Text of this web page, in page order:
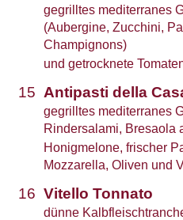
gegrilltes mediterranes
(Aubergine, Zucchini,
Champignons)
und getrocknete
15 Antipasti della
gegrilltes mediterranes
Rindersalami, Bresaola
Honigmelone, frischer
Mozzarella, Oliven und
16 Vitello Tonnato
dünne